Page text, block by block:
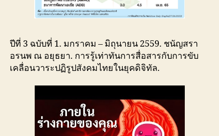
ปีที่ 3 ฉบับที่ 1. มกราคม – มิถุนายน 2559. ชนัญสรา
อรนพ ณ อยุธยา. การรู้เท่าทันการสื่อสารกับการขับ
เคลื่อนวาระปฏิรูปสังคมไทยในยุคดิจิทัล.